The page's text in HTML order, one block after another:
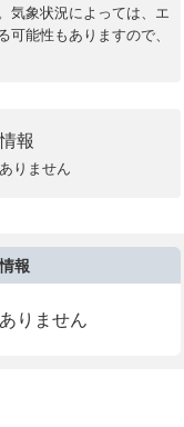
気象状況によっては、エ
可能性もありますので、
報
りません
報
りません